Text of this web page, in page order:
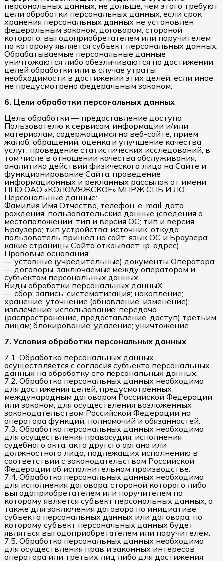
персональных данных, не дольше, чем этого требуют
цели обработки персональных данных, если срок
хранения персональных данных не установлен
федеральным законом, договором, стороной
которого, выгодоприобретателем или поручителем
по которому является субъект персональных данных.
Обрабатываемые персональные данные
уничтожаются либо обезличиваются по достижении
целей обработки или в случае утраты
необходимости в достижении этих целей, если иное
не предусмотрено федеральным законом.
6. Цели обработки персональных данных
Цель обработки — предоставление доступа
Пользователю к сервисам, информации и/или
материалам, содержащимся на веб-сайте, прием
жалоб, обращений, оценка и улучшение качества
услуг, проведение статистических исследований, в
том числе в отношении качества обслуживания,
аналитика действий физического лица на Сайте и
функционирование Сайта; проведение
информационных и рекламных рассылок от имени
ППО ОАО «КОЛОМЯЖСКОЕ» МПРЖ СПБ И ЛО.
Персональные данные:
Фамилия Имя Отчество, телефон, e-mail, дата
рождения, пользовательские данные (сведения о
местоположении; тип и версия ОС; тип и версия
Браузера; тип устройства; источник, откуда
пользователь пришел на сайт; язык ОС и Браузера;
какие страницы Сайта открывает; ip-адрес).
Правовые основания:
— уставные (учредительные) документы Оператора;
— договоры, заключаемые между оператором и
субъектом персональных данных.
Виды обработки персональных данныХ:
— сбор; запись; систематизация; накопление;
хранение; уточнение (обновление, изменение);
извлечение; использование; передача
(распространение, предоставление, доступ) третьим
лицам; блокирование; удаление; уничтожение.
7. Условия обработки персональных данных
7.1. Обработка персональных данных
осуществляется с согласия субъекта персональных
данных на обработку его персональных данных.
7.2. Обработка персональных данных необходима
для достижения целей, предусмотренных
международным договором Российской Федерации
или законом, для осуществления возложенных
законодательством Российской Федерации на
оператора функций, полномочий и обязанностей.
7.3. Обработка персональных данных необходима
для осуществления правосудия, исполнения
судебного акта, акта другого органа или
должностного лица, подлежащих исполнению в
соответствии с законодательством Российской
Федерации об исполнительном производстве.
7.4. Обработка персональных данных необходима
для исполнения договора, стороной которого либо
выгодоприобретателем или поручителем по
которому является субъект персональных данных, а
также для заключения договора по инициативе
субъекта персональных данных или договора, по
которому субъект персональных данных будет
являться выгодоприобретателем или поручителем.
7.5. Обработка персональных данных необходима
для осуществления прав и законных интересов
оператора или третьих лиц либо для достижения